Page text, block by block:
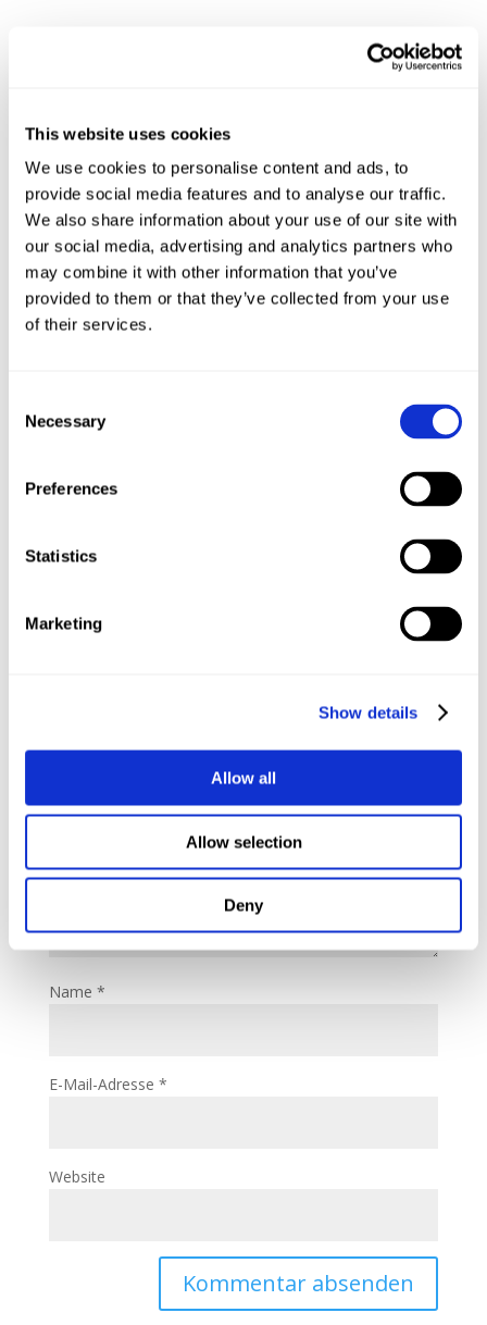
This website uses cookies
We use cookies to personalise content and ads, to
provide social media features and to analyse our traffic.
We also share information about your use of our site with
our social media, advertising and analytics partners who
may combine it with other information that you’ve
provided to them or that they’ve collected from your use
of their services.
Selection
Necessary
Preferences
Statistics
Marketing
Show details
Allow all
Allow selection
Deny
2 Kommentare
Martina am 16/08/2021 um 14:13
Ein leichter Sommersalat. Hat ausgezeichnet
geschmeckt! Danke für das Rezept. LG Martina
Heidi
begeistert.der Ingwer und ein bisschen reisessig
Antworten
markiert
Name *
E-Mail-Adresse *
Website